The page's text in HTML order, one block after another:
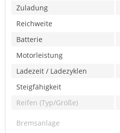
Zuladung
Reichweite
Batterie
Motorleistung
Ladezeit / Ladezyklen
Steigfähigkeit
Reifen (Typ/Größe)
Bremsanlage